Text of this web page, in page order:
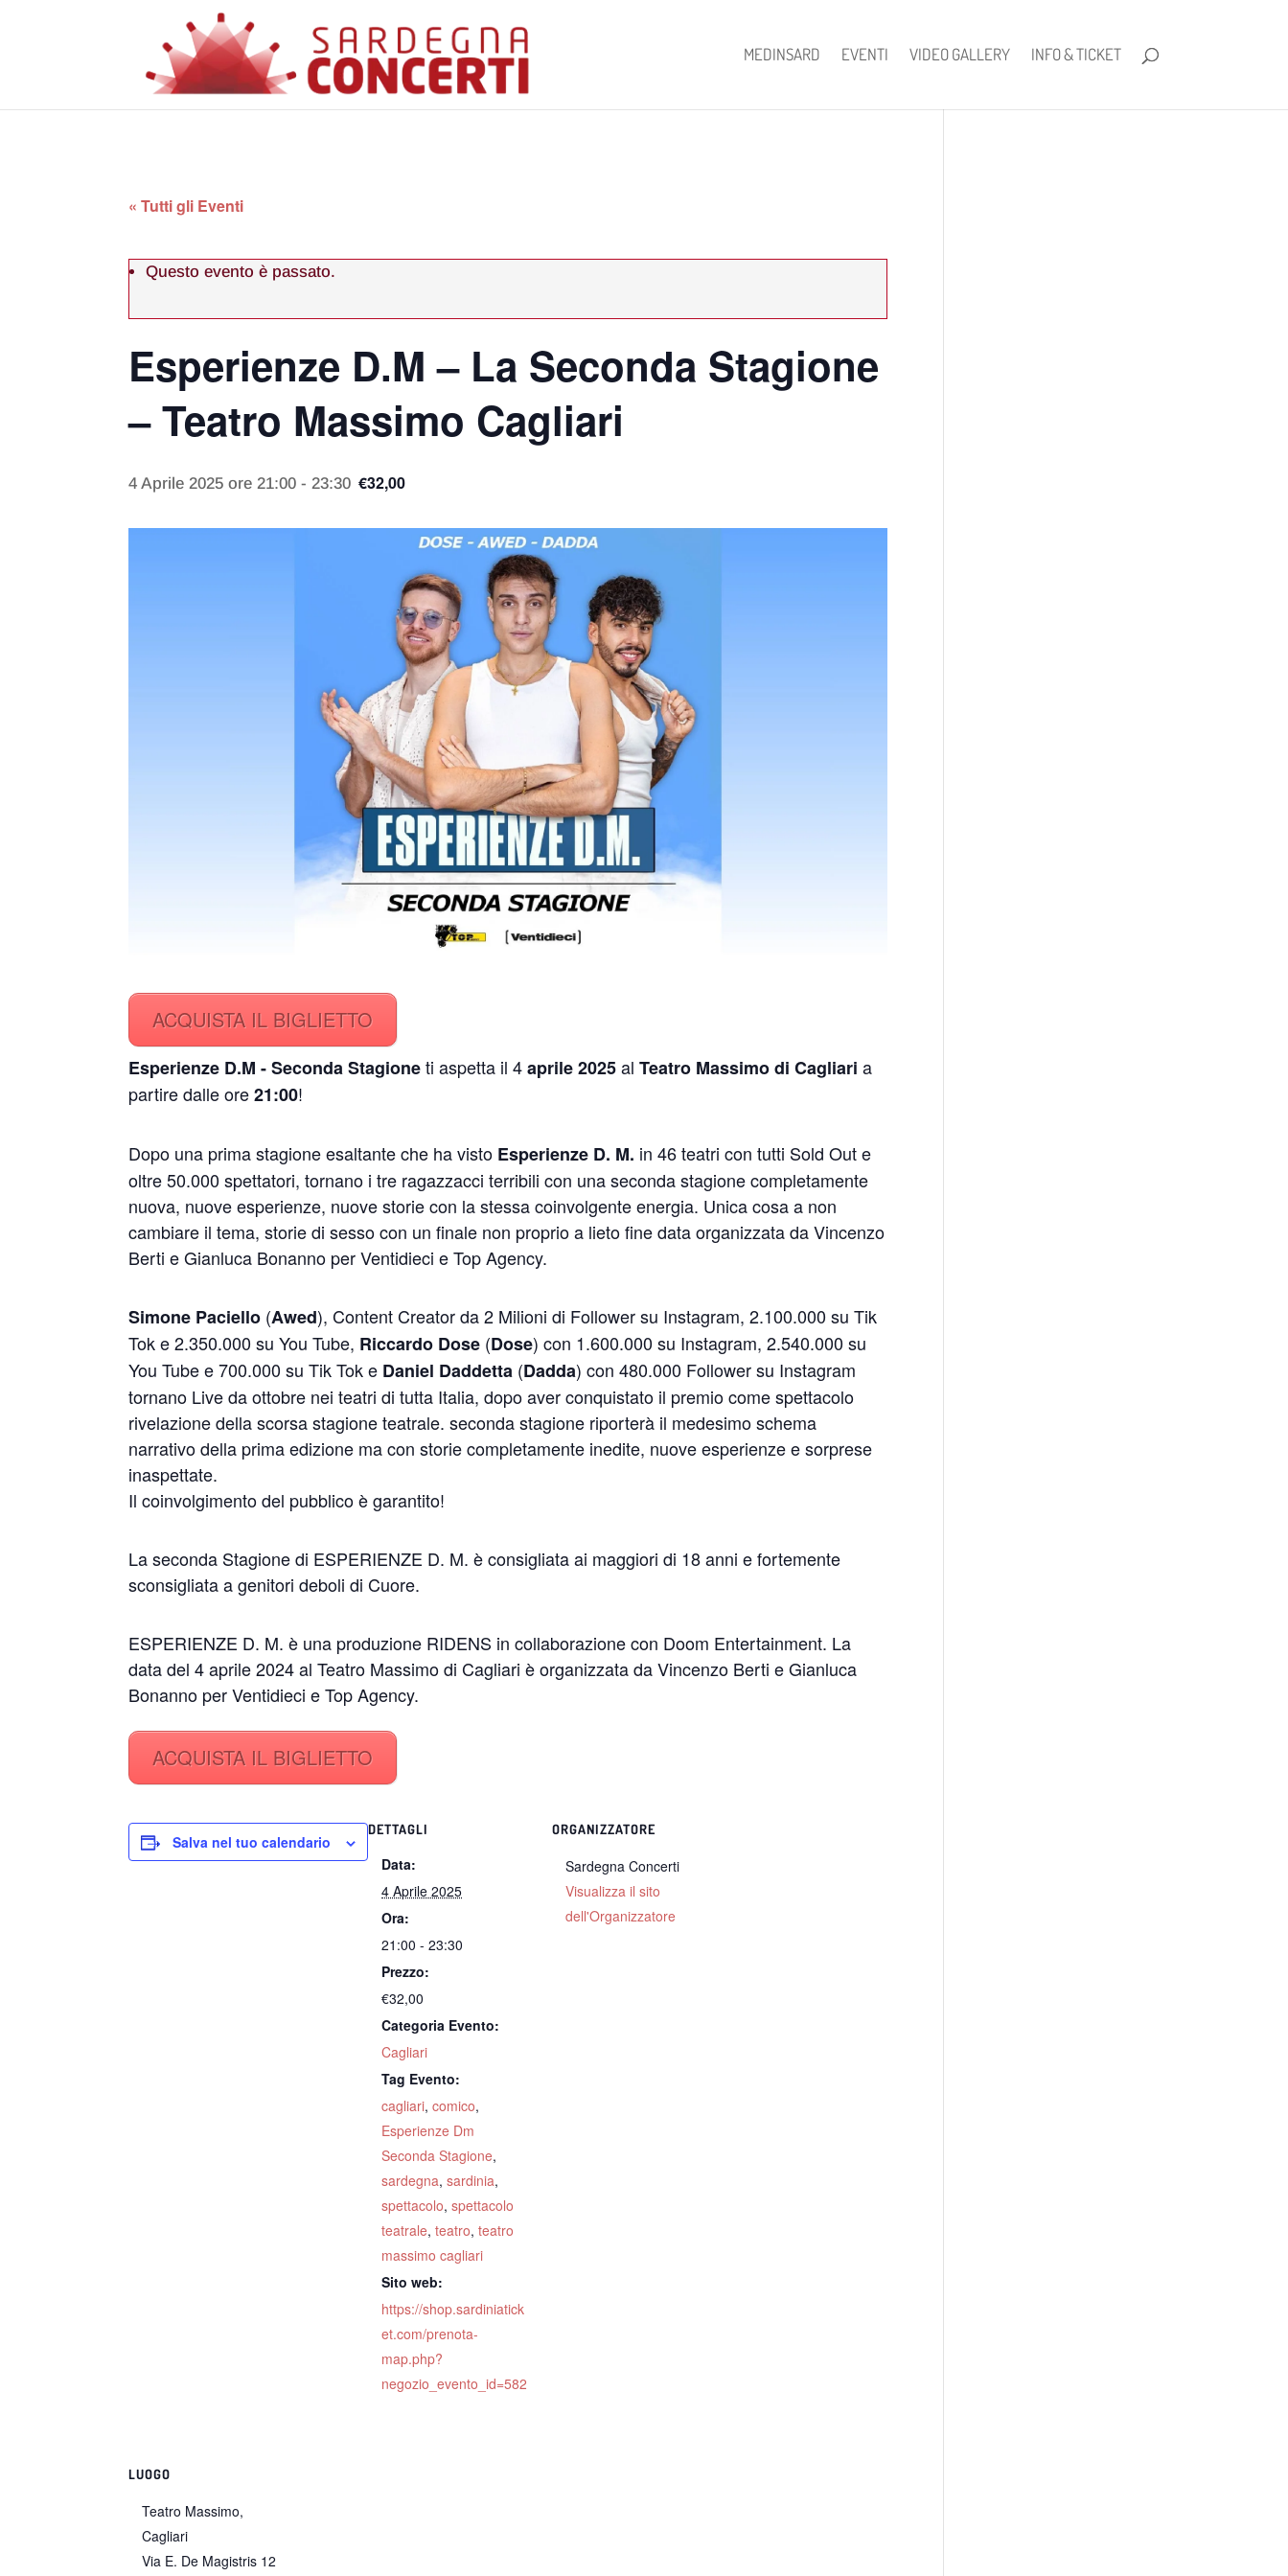
MEDINSARD EVENTI VIDEO GALLERY INFO & TICKET
« Tutti gli Eventi
Questo evento è passato.
Esperienze D.M – La Seconda Stagione
– Teatro Massimo Cagliari
4 Aprile 2025 ore 21:00 -23:30 €32,00
ACQUISTA IL BIGLIETTO
Esperienze D.M - Seconda Stagioneti aspetta il 4aprile 2025alTeatro Massimo di Cagliaria
partire dalle ore21:00!
Dopo una prima stagione esaltante che ha visto Esperienze D. M. in 46 teatri con tutti Sold Out e
oltre 50.000 spettatori, tornano i tre ragazzacci terribili con una seconda stagione completamente
nuova, nuove esperienze, nuove storie con la stessa coinvolgente energia. Unica cosa a non
cambiare il tema, storie di sesso con un finale non proprio a lieto fine data organizzata da Vincenzo
Berti e Gianluca Bonanno per Ventidieci e Top Agency.
Simone Paciello (Awed), Content Creator da 2 Milioni di Follower su Instagram, 2.100.000 su Tik
Tok e 2.350.000 su You Tube, Riccardo Dose (Dose) con 1.600.000 su Instagram, 2.540.000 su
You Tube e 700.000 su Tik Tok e Daniel Daddetta (Dadda) con 480.000 Follower su Instagram
tornano Live da ottobre nei teatri di tutta Italia, dopo aver conquistato il premio come spettacolo
rivelazione della scorsa stagione teatrale. seconda stagione riporterà il medesimo schema
narrativo della prima edizione ma con storie completamente inedite, nuove esperienze e sorprese
inaspettate.
Il coinvolgimento del pubblico è garantito!
La seconda Stagione di ESPERIENZE D. M. è consigliata ai maggiori di 18 anni e fortemente
sconsigliata a genitori deboli di Cuore.
ESPERIENZE D. M. è una produzione RIDENS in collaborazione con Doom Entertainment. La
data del 4 aprile 2024 al Teatro Massimo di Cagliari è organizzata da Vincenzo Berti e Gianluca
Bonanno per Ventidieci e Top Agency.
ACQUISTA IL BIGLIETTO
Salva nel tuo calendario
DETTAGLI
Data:
4 Aprile 2025
Ora:
21:00 - 23:30
Prezzo:
€32,00
Categoria Evento:
Cagliari
Tag Evento:
cagliari,comico,
Esperienze Dm
Seconda Stagione,
sardegna,sardinia,
spettacolo,spettacolo
teatrale,teatro,teatro
massimo cagliari
Sito web:
https://shop.sardiniatick
et.com/prenota-
map.php?
negozio_evento_id=582
ORGANIZZATORE
Sardegna Concerti
Visualizza il sito
dell'Organizzatore
LUOGO
Teatro Massimo,
Cagliari
Via E. De Magistris 12